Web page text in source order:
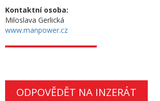
Kontaktní osoba:
Miloslava Gerlická
www.manpower.cz
ODPOVĚDĚT NA INZERÁT